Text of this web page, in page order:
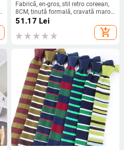
Fabrică, en-gros, stil retro coreean,
8CM, ținută formală, cravată maro,
bărbați, afaceri, profesional, lucru
51.17 Lei
add_shopping_cart